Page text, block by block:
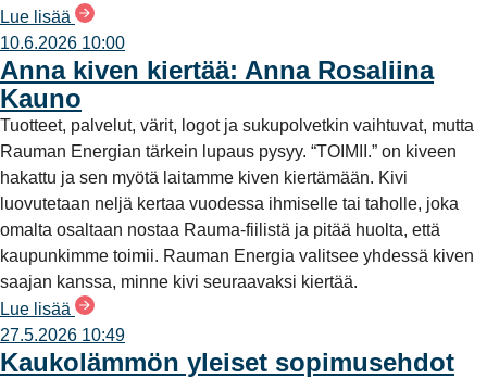
Lue lisää
10.6.2026 10:00
Anna kiven kiertää: Anna Rosaliina
Kauno
Tuotteet, palvelut, värit, logot ja sukupolvetkin vaihtuvat, mutta
Rauman Energian tärkein lupaus pysyy. “TOIMII.” on kiveen
hakattu ja sen myötä laitamme kiven kiertämään. Kivi
luovutetaan neljä kertaa vuodessa ihmiselle tai taholle, joka
omalta osaltaan nostaa Rauma-fiilistä ja pitää huolta, että
kaupunkimme toimii. Rauman Energia valitsee yhdessä kiven
saajan kanssa, minne kivi seuraavaksi kiertää.
Lue lisää
27.5.2026 10:49
Kaukolämmön yleiset sopimusehdot